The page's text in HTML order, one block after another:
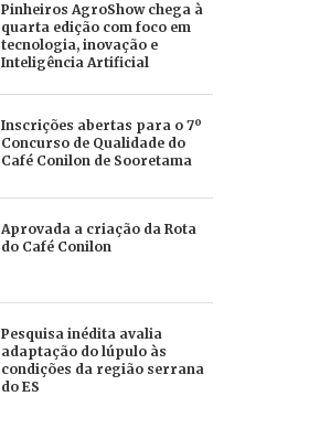
Pinheiros AgroShow chega à
quarta edição com foco em
tecnologia, inovação e
Inteligência Artificial
Inscrições abertas para o 7º
Concurso de Qualidade do
Café Conilon de Sooretama
Aprovada a criação da Rota
do Café Conilon
Pesquisa inédita avalia
adaptação do lúpulo às
condições da região serrana
do ES